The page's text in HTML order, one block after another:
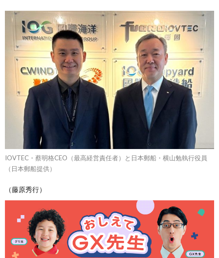
IOVTEC・蔡明格CEO（最高経営責任者）と日本郵船・横山勉執行役員
（日本郵船提供）
（藤原秀行）